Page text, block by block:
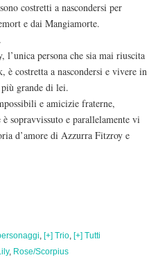
costretti a nascondersi per
e dai Mangiamorte.
persona che sia mai riuscita
costretta a nascondersi e vivere in
grande di lei.
e amicizie fraterne,
sopravvissuto e parallelamente vi
d’amore di Azzurra Fitzroy e
, [+] Trio, [+] Tutti
, Rose/Scorpius